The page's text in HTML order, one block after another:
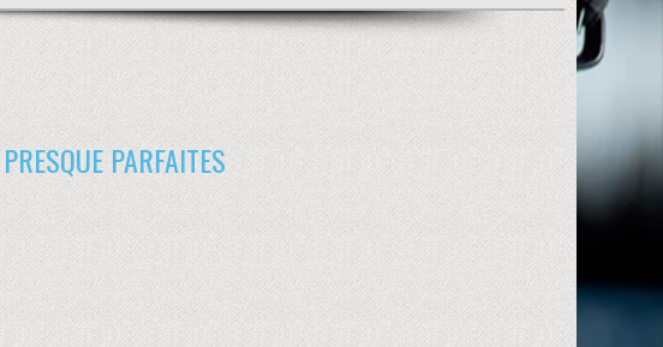
PARFAITES